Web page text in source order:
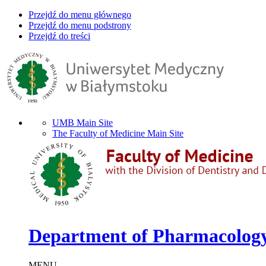
Przejdź do menu głównego
Przejdź do menu podstrony
Przejdź do treści
UMB Main Site
The Faculty of Medicine Main Site
Department of